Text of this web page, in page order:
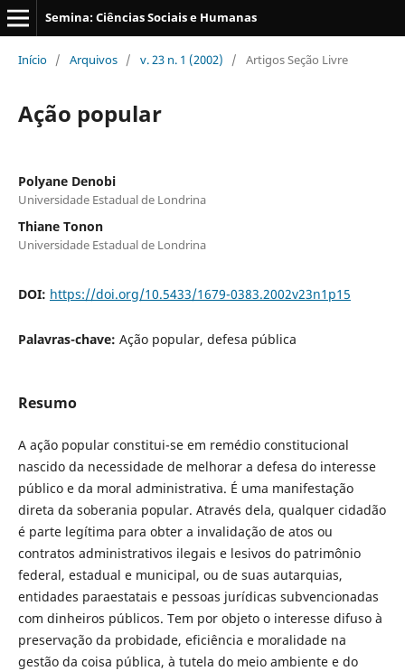
Semina: Ciências Sociais e Humanas
Início / Arquivos / v. 23 n. 1 (2002) / Artigos Seção Livre
Ação popular
Polyane Denobi
Universidade Estadual de Londrina
Thiane Tonon
Universidade Estadual de Londrina
DOI: https://doi.org/10.5433/1679-0383.2002v23n1p15
Palavras-chave: Ação popular, defesa pública
Resumo
A ação popular constitui-se em remédio constitucional
nascido da necessidade de melhorar a defesa do interesse
público e da moral administrativa. É uma manifestação
direta da soberania popular. Através dela, qualquer cidadão
é parte legítima para obter a invalidação de atos ou
contratos administrativos ilegais e lesivos do patrimônio
federal, estadual e municipal, ou de suas autarquias,
entidades paraestatais e pessoas jurídicas subvencionadas
com dinheiros públicos. Tem por objeto o interesse difuso à
preservação da probidade, eficiência e moralidade na
gestão da coisa pública, à tutela do meio ambiente e do